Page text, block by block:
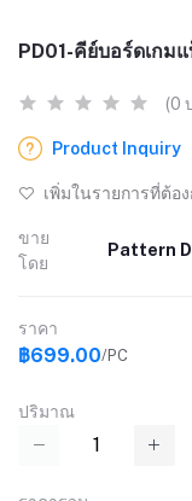
PD01-คีย์บอร์ดเกม
(0
Product Inquiry
เพิ่มในรายการที่ต้อง
ขาย
โดย
Pattern
ราคา
฿699.00/PC
ปริมาณ